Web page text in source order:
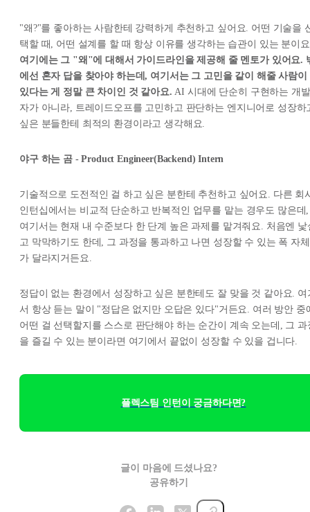
"왜?"를 좋아하는 사람한테 강력하게 추천하고 싶어요. 어떤 기술을
택할 때, 어떤 설계를 할 때 항상 이유를 생각하는 습관이 있는 분이
여기에는 그 "왜"에 대해서 가이드라인을 제공해 줄 멘토가 있어요.
에선 혼자 답을 찾아야 하는데, 여기서는 그 고민을 같이 해줄 사람이
있다는 게 정말 큰 차이인 것 같아요. AI 시대에 단순히 구현하는 개발
자가 아니라, 트레이드오프를 고민하고 판단하는 엔지니어로 성장하
싶은 분들한테 최적의 환경이라고 생각해요.
야구 하는 곰 - Product Engineer(Backend) Intern
기술적으로 도전적인 걸 하고 싶은 분한테 추천하고 싶어요. 다른 회
인턴십에서는 비교적 단순하고 반복적인 업무를 맡는 경우도 많은데,
여기서는 현재 내 수준보다 한 단계 높은 과제를 맡겨줘요. 처음엔 낯
고 막막하기도 한데, 그 과정을 통과하고 나면 성장할 수 있는 폭 자체
가 달라지거든요.
정답이 없는 환경에서 성장하고 싶은 분한테도 잘 맞을 것 같아요. 여
서 항상 듣는 말이 "정답은 없지만 오답은 있다"거든요. 여러 방안 중
어떤 걸 선택할지를 스스로 판단해야 하는 순간이 계속 오는데, 그 과
을 즐길 수 있는 분이라면 여기에서 끝없이 성장할 수 있을 겁니다.
플렉스팀 인턴이 궁금하다면?
글이 마음에 드셨나요?
공유하기